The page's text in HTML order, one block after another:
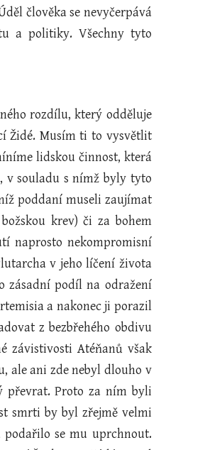
člověka se nevyčerpává
a politiky. Všechny tyto
rozdílu, který odděluje
Židé. Musím ti to vysvětlit
lidskou činnost, která
v souladu s nímž byly tyto
poddaní museli zaujímat
krev) či za bohem
naprosto nekompromisní
v jeho líčení života
zásadní podíl na odražení
a nakonec ji porazil
z bezbřehého obdivu
závistivosti Atéňanů však
ale ani zde nebyl dlouho v
převrat. Proto za ním byli
smrti by byl zřejmě velmi
podařilo se mu uprchnout.